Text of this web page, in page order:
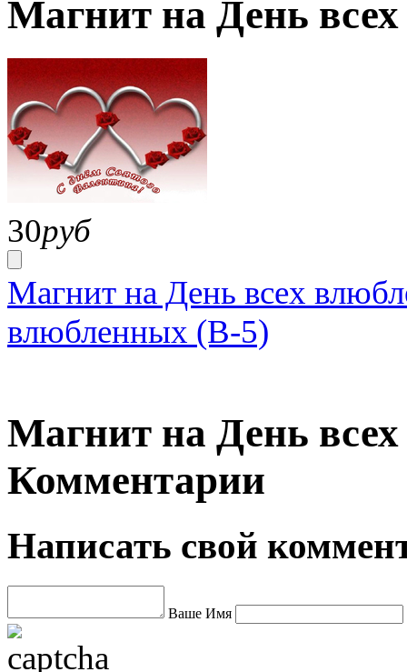
Магнит на День
30руб
Магнит на День всех
влюбленных (В-5)
Магнит на День
Комментарии
Написать свой
Ваше Имя